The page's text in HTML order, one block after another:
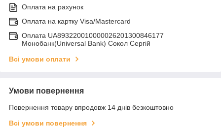
Оплата на рахунок
Оплата на картку Visa/Mastercard
Оплата UA893220010000026201300846177
Монобанк(Universal Bank) Сокол Сергій
Всі умови оплати
Умови повернення
Повернення товару впродовж 14 днів безкоштовно
Всі умови повернення